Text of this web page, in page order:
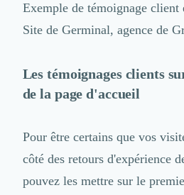
Salons
Études Marketing
Email Marketing
Data Marketing
Assurance
Expertise Comptable
Subventions & Aides
Exemple de témoignage client
Site de Germinal, agence de
Les témoignages clients
de la page d'accueil
Pour être certains que vos
côté des retours d'expérience
pouvez les mettre sur le